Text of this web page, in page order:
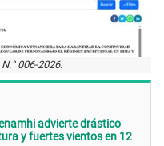
006-2026.
advierte drástico
y fuertes vientos en 12